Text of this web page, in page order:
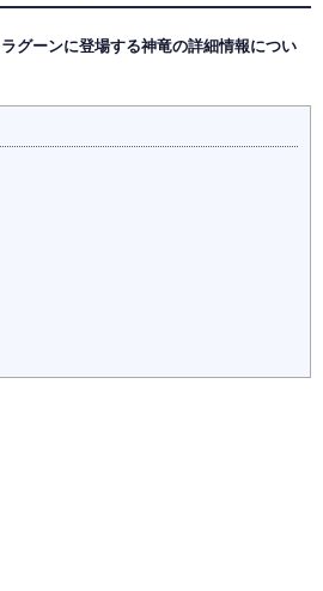
グーンに登場する神竜の詳細情報につい